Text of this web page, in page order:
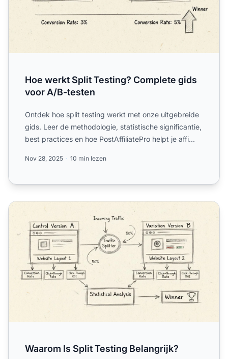
Hoe werkt Split Testing? Complete gids
voor A/B-testen
Ontdek hoe split testing werkt met onze uitgebreide
gids. Leer de methodologie, statistische significantie,
best practices en hoe PostAffiliatePro helpt je affi...
Nov 28, 2025 10 min lezen
Waarom Is Split Testing Belangrijk?
Waarom Is Split Testing Belangrijk?